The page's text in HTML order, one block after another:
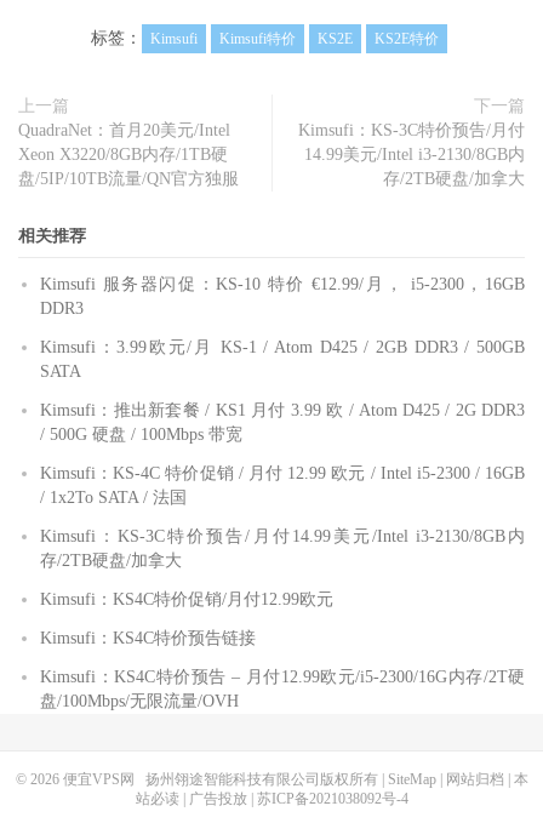
标签： Kimsufi Kimsufi特价 KS2E KS2E特价
上一篇
QuadraNet：首月20美元/Intel
Xeon X3220/8GB内存/1TB硬
盘/5IP/10TB流量/QN官方独服
下一篇
Kimsufi：KS-3C特价预告/月付
14.99美元/Intel i3-2130/8GB内
存/2TB硬盘/加拿大
相关推荐
Kimsufi 服务器闪促：KS-10 特价 €12.99/月， i5-2300，16GB
DDR3
Kimsufi：3.99欧元/月 KS-1 / Atom D425 / 2GB DDR3 / 500GB
SATA
Kimsufi：推出新套餐 / KS1 月付 3.99 欧 / Atom D425 / 2G DDR3
/ 500G 硬盘 / 100Mbps 带宽
Kimsufi：KS-4C 特价促销 / 月付 12.99 欧元 / Intel i5-2300 / 16GB
/ 1x2To SATA / 法国
Kimsufi：KS-3C特价预告/月付14.99美元/Intel i3-2130/8GB内
存/2TB硬盘/加拿大
Kimsufi：KS4C特价促销/月付12.99欧元
Kimsufi：KS4C特价预告链接
Kimsufi：KS4C特价预告 – 月付12.99欧元/i5-2300/16G内存/2T硬
盘/100Mbps/无限流量/OVH
© 2026 便宜VPS网 扬州翎途智能科技有限公司版权所有 | SiteMap| 网站归档
本
站必读
广告投放| 苏ICP备2021038092号-4